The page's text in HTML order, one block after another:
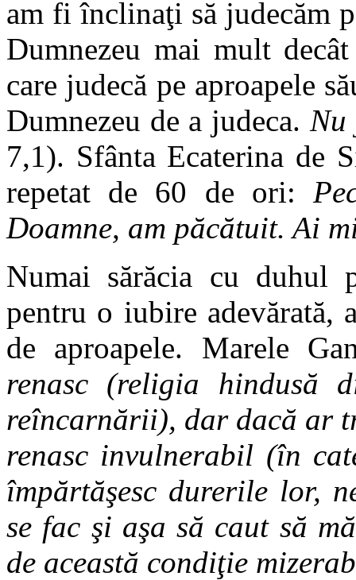
am fi înclinaţi să judecăm
Dumnezeu mai mult
care judecă pe aproapele
Dumnezeu de a judeca. Nu
7,1). Sfânta Ecaterina de
repetat de 60 de ori:
Doamne, am păcătuit. Ai
Numai sărăcia cu duhul
pentru o iubire adevărată,
de aproapele. Marele
renasc (religia hindusă
reîncarnării), dar dacă ar
renasc invulnerabil (în
împărtăşesc durerile lor,
se fac şi aşa să caut să
de această condiţie